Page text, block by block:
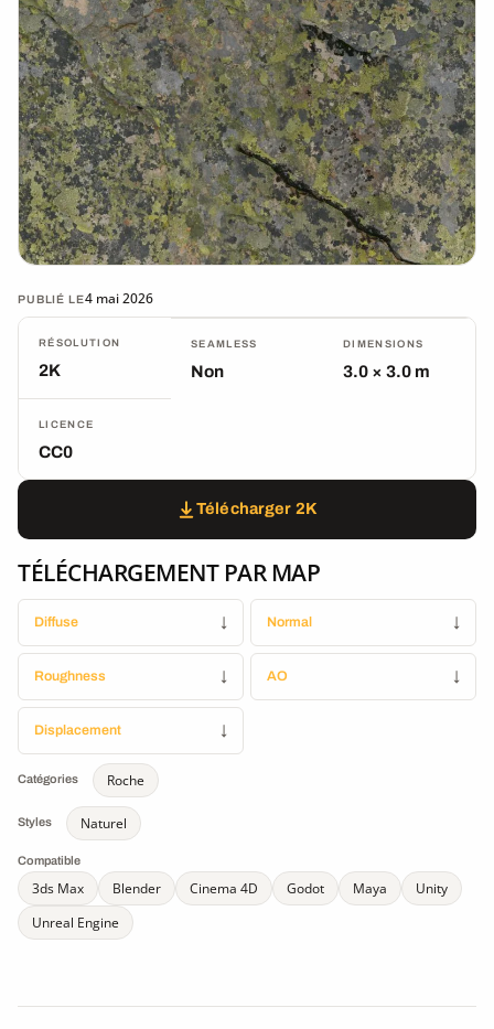
PUBLIÉ LE4 mai 2026
RÉSOLUTION
2K
SEAMLESS
Non
DIMENSIONS
3.0 × 3.0 m
LICENCE
CC0
Télécharger 2K
TÉLÉCHARGEMENT PAR MAP
Diffuse ↓ Normal ↓
Roughness ↓ AO ↓
Displacement ↓
Catégories Roche
Styles Naturel
Compatible
3ds Max Blender Cinema 4D Godot Maya
Unity
Unreal Engine